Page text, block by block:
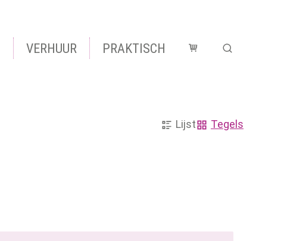
VERHUUR PRAKTISCH Winkelmandje
Zoek tonen
Lijst
Tegels